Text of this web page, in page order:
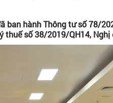
ban hành Thông tư số 78/
số 38/2019/QH14,